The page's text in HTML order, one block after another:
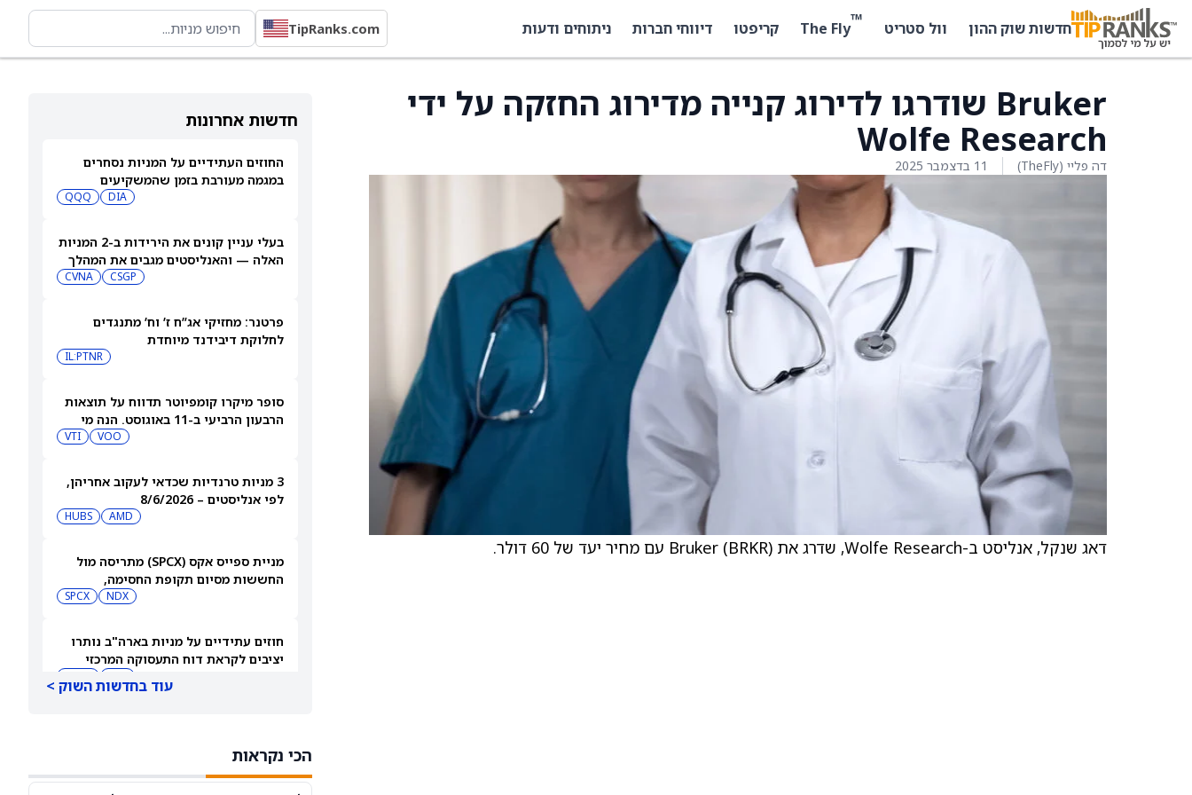
חדשות שוק ההון וול סטריט ™
The Fly קריפטו דיווחי חברות ניתוחים ודעות TipRanks.com
חדשות אחרונות
החוזים העתידיים על המניות נסחרים
במגמה מעורבת בזמן שהמשקיעים
ממתינים לדוח התעסוקה של יולי
DIA
QQQ
בעלי עניין קונים את הירידות ב-2 המניות
האלה — והאנליסטים מגבים את המהלך
CSGP
CVNA
פרטנר: מחזיקי אג”ח ז’ וח’ מתנגדים
לחלוקת דיבידנד מיוחדת
IL:PTNR
סופר מיקרו קומפיוטר תדווח על תוצאות
הרבעון הרביעי ב-11 באוגוסט. הנה מי
VOO
VTI
3 מניות טרנדיות שכדאי לעקוב אחריהן,
לפי אנליסטים – 8/6/2026
AMD
HUBS
מניית ספייס אקס (SPCX) מתריסה מול
החששות מסיום תקופת החסימה,
NDX
SPCX
חוזים עתידיים על מניות בארה"ב נותרו
יציבים לקראת דוח התעסוקה המרכזי
עוד בחדשות השוק >
הכי נקראות
Bruker שודרגו לדירוג קנייה מדירוג החזקה על ידי
Wolfe Research
דה פליי (TheFly) 11 בדצמבר 2025
דאג שנקל, אנליסט ב-Wolfe Research, שדרג את Bruker (BRKR) עם מחיר יעד של 60 דולר.